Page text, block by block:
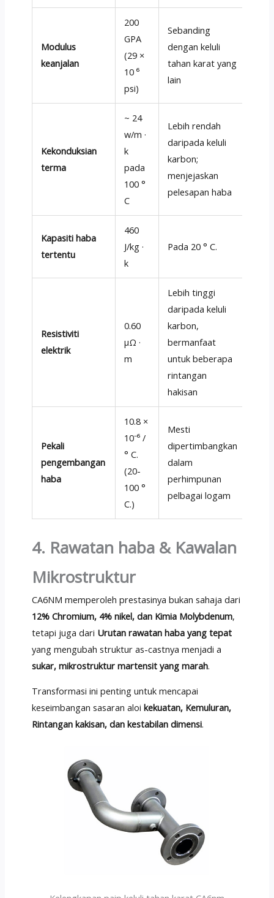
Modulus
keanjalan
200
GPA
(29 ×
10 ⁶
psi)
Sebanding
dengan keluli
tahan karat yang
lain
Kekonduksian
terma
~ 24
w/m ·
k
pada
100 °
C
Lebih rendah
daripada keluli
karbon;
menjejaskan
pelesapan haba
Kapasiti haba
tertentu
460
J/kg ·
k
Pada 20 ° C.
Resistiviti
elektrik
0.60
μΩ ·
m
Lebih tinggi
daripada keluli
karbon,
bermanfaat
untuk beberapa
rintangan
hakisan
Pekali
pengembangan
haba
10.8 ×
10⁻⁶ /
° C.
(20-
100 °
C.)
Mesti
dipertimbangkan
dalam
perhimpunan
pelbagai logam
4. Rawatan haba & Kawalan
Mikrostruktur
CA6NM memperoleh prestasinya bukan sahaja dari
12% Chromium, 4% nikel, dan Kimia Molybdenum,
tetapi juga dari Urutan rawatan haba yang tepat
yang mengubah struktur as-castnya menjadi a
sukar, mikrostruktur martensit yang marah.
Transformasi ini penting untuk mencapai
keseimbangan sasaran aloi kekuatan, Kemuluran,
Rintangan kakisan, dan kestabilan dimensi.